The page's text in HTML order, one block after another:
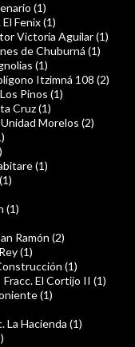
(1)
El Fenix (1)
Victoria Aguilar (1)
de Chuburná (1)
(1)
Itzimná 108 (2)
Pinos (1)
Cruz (1)
Morelos (2)
(1)
(1)
Ramón (2)
(1)
(1)
Fracc. El Cortijo II (1)
(1)
La Hacienda (1)